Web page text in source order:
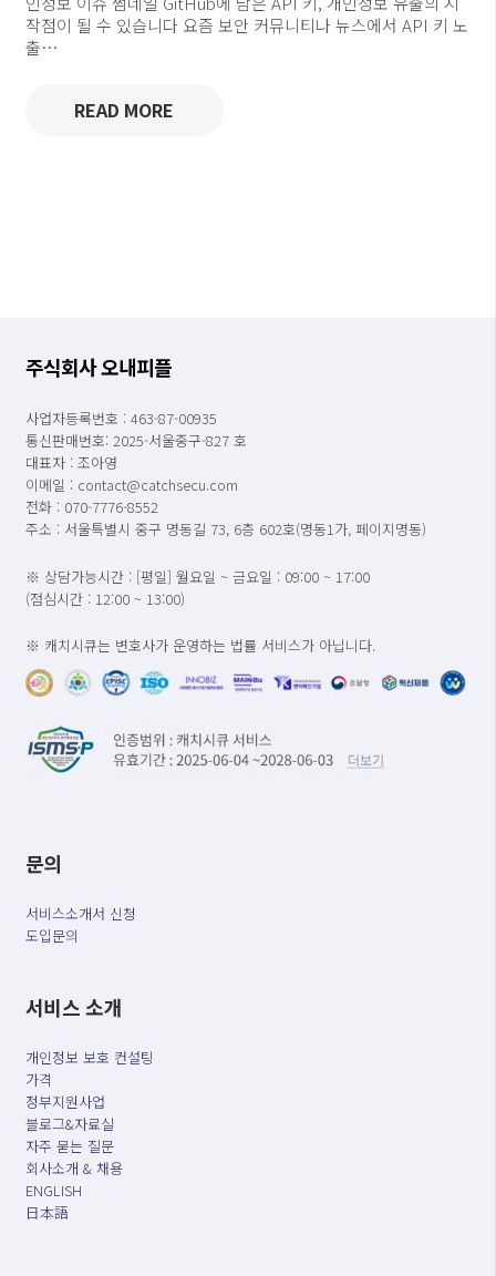
작점이 될 수 있습니다 요즘 보안 커뮤니티나 뉴스에서 API 키 노
출…
READ MORE
주식회사 오내피플
사업자등록번호 : 463-87-00935
통신판매번호: 2025-서울중구-827 호
대표자 : 조아영
이메일 : contact@catchsecu.com
전화 : 070-7776-8552
주소 : 서울특별시 중구 명동길 73, 6층 602호(명동1가, 페이지명동)
※ 상담가능시간 : [평일] 월요일 ~ 금요일 : 09:00 ~ 17:00
(점심시간 : 12:00 ~ 13:00)
※ 캐치시큐는 변호사가 운영하는 법률 서비스가 아닙니다.
문의
서비스소개서 신청
도입문의
서비스 소개
개인정보 보호 컨설팅
가격
정부지원사업
블로그&자료실
자주 묻는 질문
회사소개 & 채용
ENGLISH
日本語